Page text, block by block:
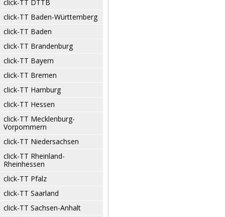
click-TT DTTB
click-TT Baden-Württemberg
click-TT Baden
click-TT Brandenburg
click-TT Bayern
click-TT Bremen
click-TT Hamburg
click-TT Hessen
click-TT Mecklenburg-
Vorpommern
click-TT Niedersachsen
click-TT Rheinland-
Rheinhessen
click-TT Pfalz
click-TT Saarland
click-TT Sachsen-Anhalt